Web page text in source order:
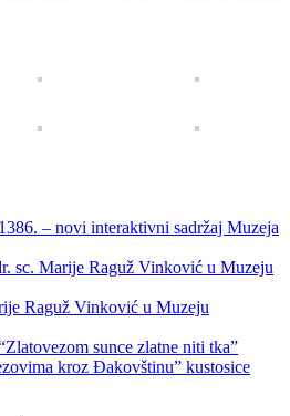
– novi interaktivni sadržaj Muzeja
sc. Marije Raguž Vinković u Muzeju
Raguž Vinković u Muzeju
sunce zlatne niti tka”
kroz Đakovštinu” kustosice